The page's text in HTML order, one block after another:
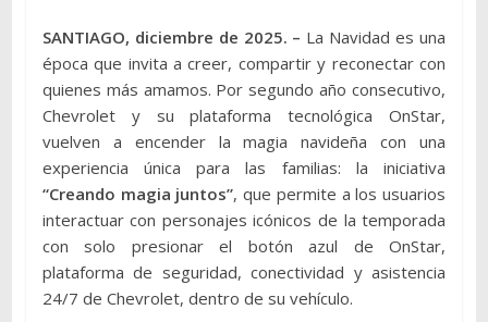
SANTIAGO, diciembre de 2025. – La Navidad es una
época que invita a creer, compartir y reconectar con
quienes más amamos. Por segundo año consecutivo,
Chevrolet y su plataforma tecnológica OnStar,
vuelven a encender la magia navideña con una
experiencia única para las familias: la iniciativa
“Creando magia juntos”, que permite a los usuarios
interactuar con personajes icónicos de la temporada
con solo presionar el botón azul de OnStar,
plataforma de seguridad, conectividad y asistencia
24/7 de Chevrolet, dentro de su vehículo.